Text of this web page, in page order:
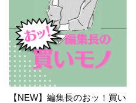
【NEW】編集長のおッ！買い